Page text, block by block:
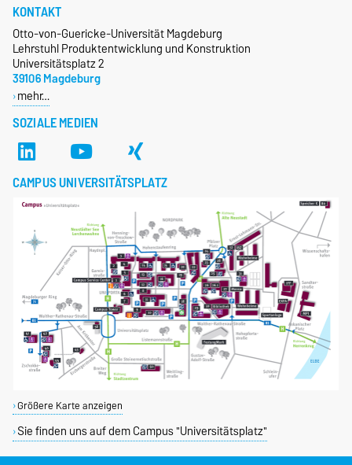
SOZIALE MEDIEN
KONTAKT
Otto-von-Guericke-Universität Magdeburg
Lehrstuhl Produktentwicklung und Konstruktion
Universitätsplatz 2
39106 Magdeburg
mehr…
CAMPUS UNIVERSITÄTSPLATZ
Größere Karte anzeigen
Sie finden uns auf dem Campus "Universitätsplatz"